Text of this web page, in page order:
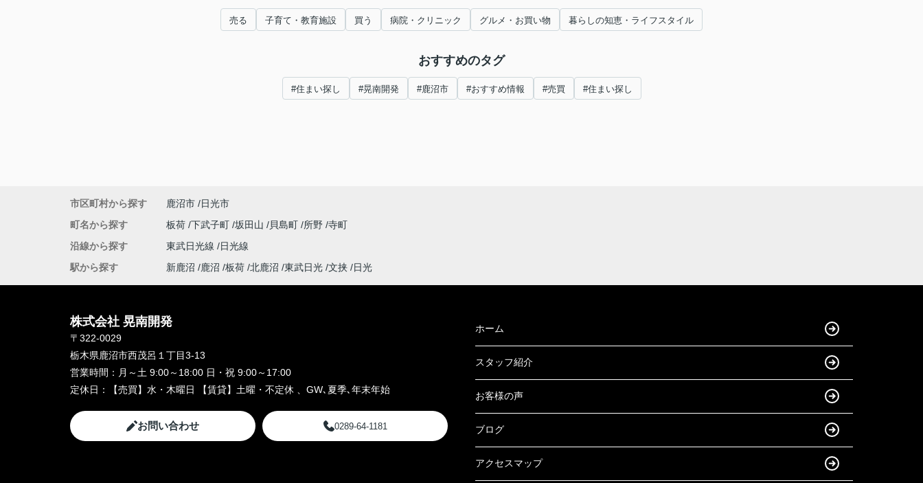
売る 子育て・教育施設 買う 病院・クリニック グルメ・お買い物 暮らしの知恵・ライフスタイル
おすすめのタグ
#住まい探し #晃南開発 #鹿沼市 #おすすめ情報 #売買 #住まい探し
市区町村から探す 鹿沼市
日光市
町名から探す
板荷 下武子町 坂田山 貝島町 所野 寺町
沿線から探す
東武日光線
日光線
駅から探す
新鹿沼 鹿沼 板荷 北鹿沼 東武日光 文挟 日光
株式会社 晃南開発
〒322-0029
栃木県鹿沼市西茂呂１丁目3-13
営業時間： 月～土 9:00～18:00 日・祝 9:00～17:00
定休日：
【売買】水・木曜日 【賃貸】土曜・不定休 、GW､夏季､年末年始
お問い合わせ 0289-64-1181
ホーム
スタッフ紹介
お客様の声
ブログ
アクセスマップ